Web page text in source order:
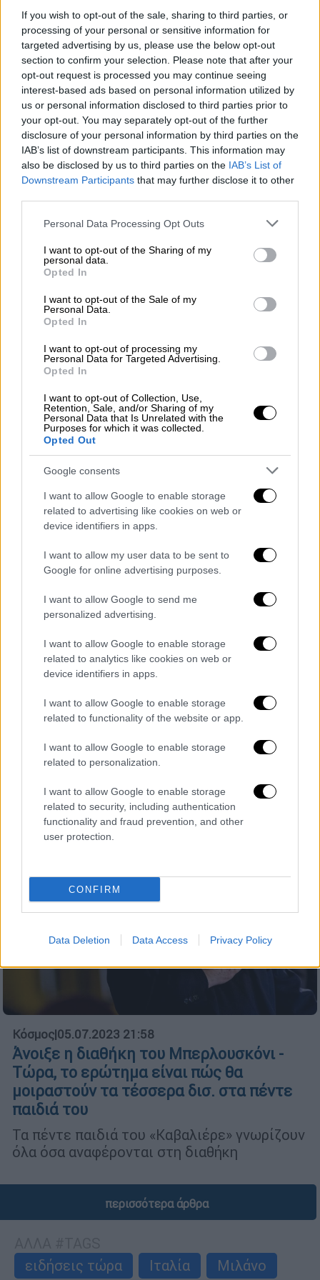
If you wish to opt-out of the sale, sharing to third parties, or
processing of your personal or sensitive information for
targeted advertising by us, please use the below opt-out
section to confirm your selection. Please note that after your
opt-out request is processed you may continue seeing
interest-based ads based on personal information utilized by
us or personal information disclosed to third parties prior to
your opt-out. You may separately opt-out of the further
disclosure of your personal information by third parties on the
IAB’s list of downstream participants. This information may
also be disclosed by us to third parties on the IAB’s List of
Downstream Participants that may further disclose it to other
Please note that this website/app uses one or more Google
not limited to your visit or usage behaviour. You may click to
grant or deny consent to Google and its third-party tags to
use your data for below specified purposes in below Google
consent section.
Personal Data Processing Opt Outs
I want to opt-out of the Sharing of my
personal data.
Opted In
I want to opt-out of the Sale of my
Personal Data.
Opted In
I want to opt-out of processing my
Personal Data for Targeted Advertising.
Opted In
I want to opt-out of Collection, Use,
Retention, Sale, and/or Sharing of my
Personal Data that Is Unrelated with the
Purposes for which it was collected.
Opted Out
Google consents
I want to allow Google to enable storage
related to advertising like cookies on web or
device identifiers in apps.
I want to allow my user data to be sent to
Google for online advertising purposes.
I want to allow Google to send me
personalized advertising.
I want to allow Google to enable storage
related to analytics like cookies on web or
device identifiers in apps.
I want to allow Google to enable storage
related to functionality of the website or app.
I want to allow Google to enable storage
related to personalization.
I want to allow Google to enable storage
related to security, including authentication
functionality and fraud prevention, and other
user protection.
CONFIRM
Data Deletion Data Access Privacy Policy
Σε αποδοχή κληρονομιάς προχωρούν οι
πέντε κληρονόμοι του Καβαλιέρε - Το
αστρονομικό ποσό που προσφέρει
αγοραστής για τη βίλα του στη Σαρδηνία
κληρονόμοι του πρώην πρωθυπουργού της
Ιταλίας Σίλβιο Μπερλουσκόνι, ο οποίος
απεβίωσε τον Ιούνιο
Κόσμος|15.07.2023 15:55
Στην ηγεσία του Forza Italia ο Αντόνιο
Μπερλουσκόνι ο Ιταλός ΥΠΕΞ
Αντόνιο Ταγιάνι εξελέγη σήμερα αρχηγός
του Forza Italia
Κόσμος|05.07.2023 21:58
Άνοιξε η διαθήκη του Μπερλουσκόνι -
Τώρα, το ερώτημα είναι πώς θα
μοιραστούν τα τέσσερα δισ. στα πέντε
παιδιά του
Τα πέντε παιδιά του «Καβαλιέρε» γνωρίζουν
όλα όσα αναφέρονται στη διαθήκη
περισσότερα άρθρα
ειδήσεις τώρα
Ιταλία Μιλάνο